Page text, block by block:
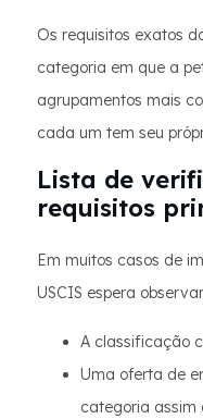
Os requisitos exatos
categoria em que a
agrupamentos mais
cada um tem seu
Lista de
requisitos
Em muitos casos de
USCIS espera
A classificação
Uma oferta de
categoria assim